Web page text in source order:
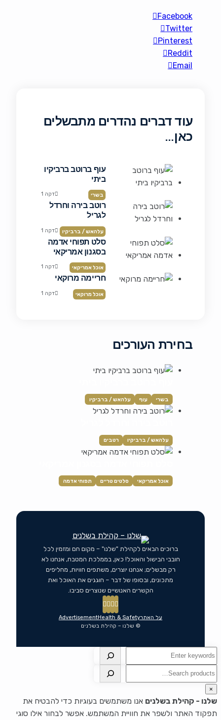
Facebook
Twitter
Pinterest
Reddit
Email
עוד דברים נהדרים מתבשלים
כאן…
עוף ברוטב ברביקיו
ביתי
בשרי דקה 1
רוטב בירה וחרדל
לגריל
עלהאש / ברביקיו דקה 1
סלט תפוחי אדמה
בסגנון אמריקאי
אוכל אמריקאי דקה 1
חריימה מרוקאי
אוכל מרוקאי דקה 1
בחירת העורכים
בשרי עוף עלהאש / ברביקיו
עלהאש / ברביקיו רטבים
אוכל אמריקאי סלטים טריים תפוחי אדמה
ברוכים הבאים לקהילת "שלנו" – מקום חם ומזמין לכל
חובבי הבישול והאוכל! כאן, בממלכת המטבח, אנחנו לא
רק מבשלים; אנחנו יוצרים, משתפים חוויות, מחליפים
מתכונים, ובסופו של דבר – חוגגים את האוכל ואת
הקשרים האנושיים שנוצרים סביבו.
על האתרHealth & Safety
Advertisement
© שלנו – קהילת בשלנים
חיפוש
חיפוש
×
שלנו - קהילת בשלנים אנו משתמשים בעוגיות כדי להבטיח את
תפקוד האתר ולשפר את חוויית המשתמש. אפשר לבחור אילו סוגי